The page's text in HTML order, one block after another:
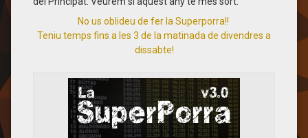
No us oblideu de fer la Superporra!!
Teniu temps fins a les 3 de la matinada de divendres a
dissabte!